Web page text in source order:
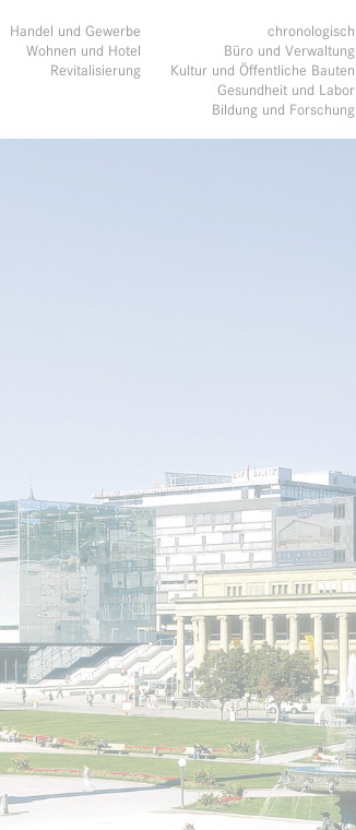
chronologisch
Büro und Verwaltung
Kultur und Öffentliche Bauten
Gesundheit und Labor
Bildung und Forschung
Handel und Gewerbe
Wohnen und Hotel
Revitalisierung